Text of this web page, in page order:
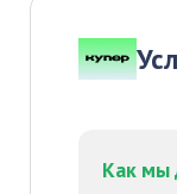
Как мы